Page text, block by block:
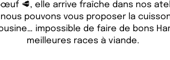
🥩, elle arrive fraîche dans nos
pouvons vous proposer la
impossible de faire de bons
meilleures races à viande.